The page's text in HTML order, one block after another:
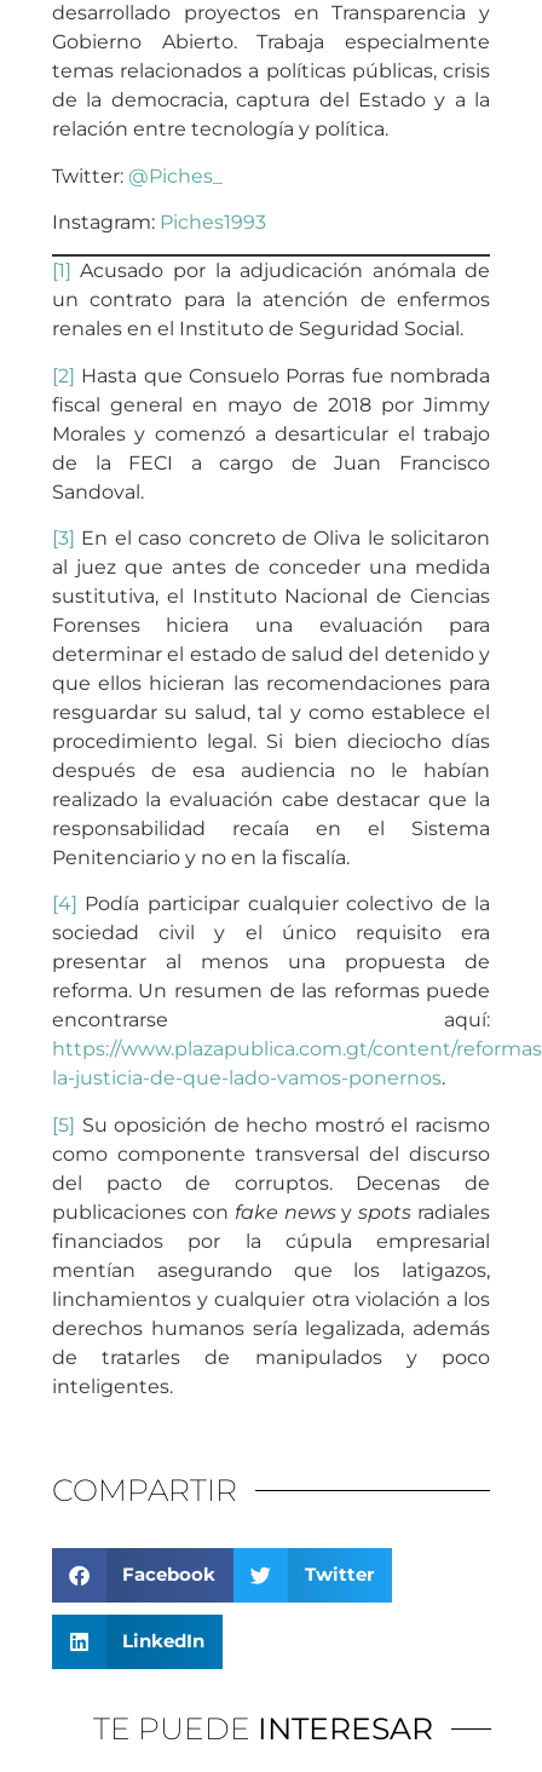
desarrollado proyectos en Transparencia y
Gobierno Abierto. Trabaja especialmente
temas relacionados a políticas públicas, crisis
de la democracia, captura del Estado y a la
relación entre tecnología y política.
Twitter: @Piches_
Instagram: Piches1993
[1] Acusado por la adjudicación anómala de
un contrato para la atención de enfermos
renales en el Instituto de Seguridad Social.
[2] Hasta que Consuelo Porras fue nombrada
fiscal general en mayo de 2018 por Jimmy
Morales y comenzó a desarticular el trabajo
de la FECI a cargo de Juan Francisco
Sandoval.
[3] En el caso concreto de Oliva le solicitaron
al juez que antes de conceder una medida
sustitutiva, el Instituto Nacional de Ciencias
Forenses hiciera una evaluación para
determinar el estado de salud del detenido y
que ellos hicieran las recomendaciones para
resguardar su salud, tal y como establece el
procedimiento legal. Si bien dieciocho días
después de esa audiencia no le habían
realizado la evaluación cabe destacar que la
responsabilidad recaía en el Sistema
Penitenciario y no en la fiscalía.
[4] Podía participar cualquier colectivo de la
sociedad civil y el único requisito era
presentar al menos una propuesta de
reforma. Un resumen de las reformas puede
encontrarse aquí:
https://www.plazapublica.com.gt/content/
la-justicia-de-que-lado-vamos-ponernos.
[5] Su oposición de hecho mostró el racismo
como componente transversal del discurso
del pacto de corruptos. Decenas de
publicaciones con fake newsyspots radiales
financiados por la cúpula empresarial
mentían asegurando que los latigazos,
linchamientos y cualquier otra violación a los
derechos humanos sería legalizada, además
de tratarles de manipulados y poco
inteligentes.
COMPARTIR
Facebook Twitter
LinkedIn
TE PUEDE INTERESAR